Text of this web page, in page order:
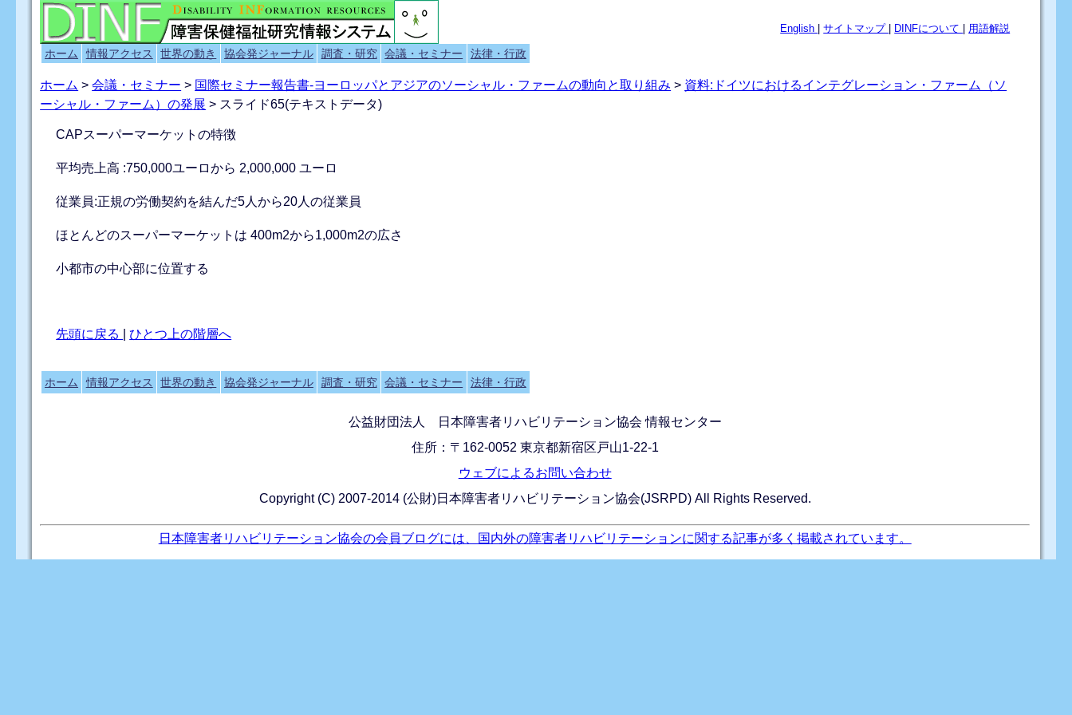
English |サイトマップ DINFについて 用語解説
ホーム 情報アクセス 世界の動き 協会発ジャーナル 調査・研究 会議・セミナー 法律・行政
ホーム >会議・セミナー > 国際セミナー報告書-ヨーロッパとアジアのソーシャル・ファームの動向と取り組み > 資料:ドイツにおけるインテグレーション・ファーム（ソ
ーシャル・ファーム）の発展 > スライド65(テキストデータ)
CAPスーパーマーケットの特徴
平均売上高 :750,000ユーロから 2,000,000 ユーロ
従業員:正規の労働契約を結んだ5人から20人の従業員
ほとんどのスーパーマーケットは 400m2から1,000m2の広さ
小都市の中心部に位置する
先頭に戻る |ひとつ上の階層へ
ホーム 情報アクセス 世界の動き 協会発ジャーナル 調査・研究 会議・セミナー 法律・行政
公益財団法人 日本障害者リハビリテーション協会 情報センター
住所：〒162-0052 東京都新宿区戸山1-22-1
ウェブによるお問い合わせ
Copyright (C) 2007-2014 (公財)日本障害者リハビリテーション協会(JSRPD) All Rights Reserved.
日本障害者リハビリテーション協会の会員ブログには、国内外の障害者リハビリテーションに関する記事が多く掲載されています。